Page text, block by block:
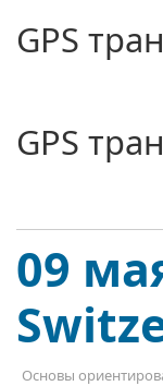
GPS
GPS
09
Основы